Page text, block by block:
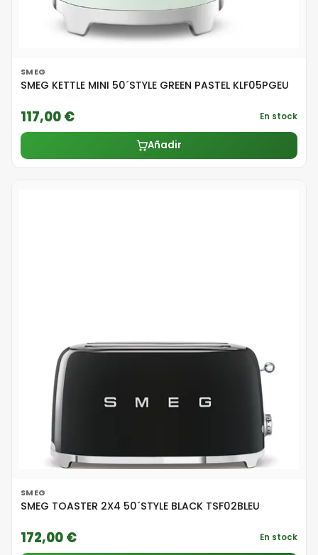
SMEG
SMEG KETTLE MINI 50´STYLE GREEN PASTEL KLF05PGEU
117,00 € En stock
Añadir
SMEG
SMEG TOASTER 2X4 50´STYLE BLACK TSF02BLEU
172,00 € En stock